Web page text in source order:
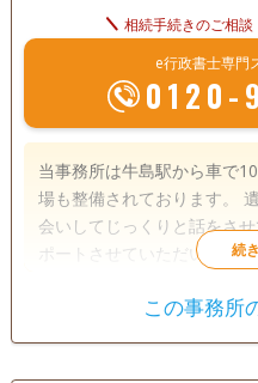
相続手続きのご相
e行政書士専門
0120-
当事務所は牛島駅から車で
場も整備されております。
会いしてじっくりと話をさ
ポートさせていただいてお
遺
この事務所